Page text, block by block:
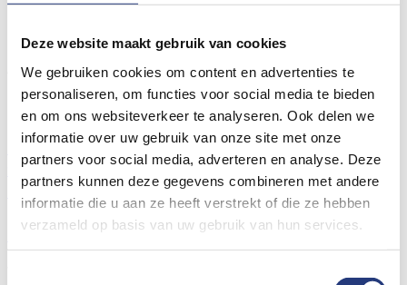
Deze website maakt gebruik van cookies
We gebruiken cookies om content en advertenties te
personaliseren, om functies voor social media te bieden
en om ons websiteverkeer te analyseren. Ook delen we
informatie over uw gebruik van onze site met onze
partners voor social media, adverteren en analyse. Deze
partners kunnen deze gegevens combineren met andere
informatie die u aan ze heeft verstrekt of die ze hebben
verzameld op basis van uw gebruik van hun services.
Zoeken
Algemene links voor de hele website
Locaties St Jansdal
Prikposten St Jansdal
Wat vindt u van de nieuwe website?
Contact- en locatiegegevensBezoektijdenWachttijden
Spoedzorg nodig?
Uw ervaring delen NieuwsBouwnieuwsVacatures
© Ziekenhuis St Jansdal 2026
CookiesPrivacyverklaring